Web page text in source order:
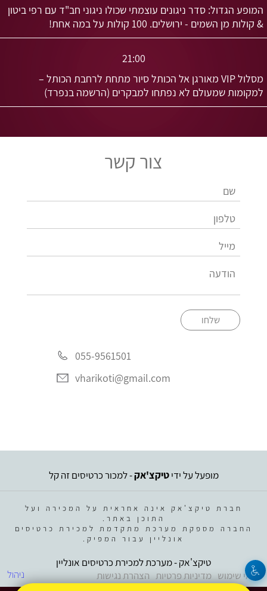
המופע הגדול: סדר ניגונים עוצמתי שכולו ניגוני חב"ד עם רפי ביטון
& קולות מן השמים - ירושלים. 100 קולות על במה אחת!
21:00
מסלול VIP מאורגן אל הכותל סיור מתחת לרחבת הכותל –
למקומות שמעולם לא נפתחו למבקרים (הרשמה בנפרד)
צור קשר
שלחו
055-9561501
vharikoti@gmail.com
מופעל על ידיטיקצ'אק- למכור כרטיסים זה קל
חברת טיקצ'אק אינה אחראית על המכירה ועל
התוכן באתר.
החברה מספקת מערכת מתקדמת למכירת כרטיסים
אונליין עבור המפיק.
ניהול
טיקצ'אק - מערכת למכירת כרטיסים אונליין
תנאי שימוש מדיניות פרטיות הצהרת נגישות